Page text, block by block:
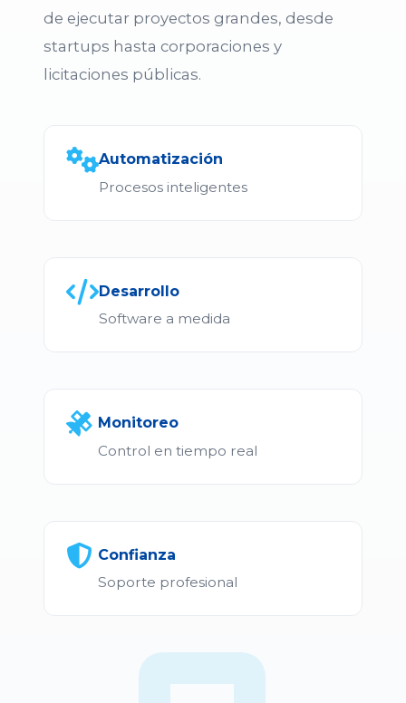
de ejecutar proyectos grandes, desde
startups hasta corporaciones y
licitaciones públicas.
Automatización
Procesos inteligentes
Desarrollo
Software a medida
Monitoreo
Control en tiempo real
Confianza
Soporte profesional